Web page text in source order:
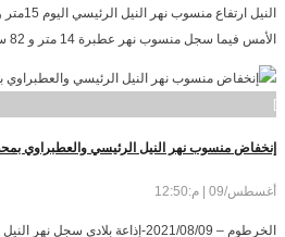
الأمس فيما سجل منسوب نهر عطبرة 14 متر و 82 سم ...
]
إنخفاض منسوب نهر النيل الرئيسي والعطبراوي
أغسطس/09 | م:12:50